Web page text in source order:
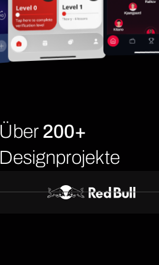
Über 200+
Designprojekte